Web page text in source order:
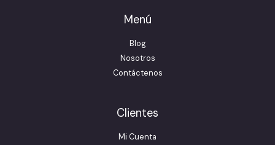
Menú
Blog
Nosotros
Contáctenos
Clientes
Mi Cuenta